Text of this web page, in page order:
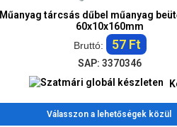
Műanyag tárcsás dűbel műanyag
60x10x160mm
Bruttó:
57 Ft
SAP: 3370346
Válasszon a lehetőségek közül